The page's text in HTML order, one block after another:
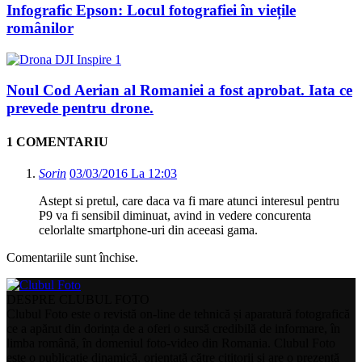
Infografic Epson: Locul fotografiei în viețile
românilor
Noul Cod Aerian al Romaniei a fost aprobat. Iata ce
prevede pentru drone.
1 COMENTARIU
Sorin 03/03/2016 La 12:03
Astept si pretul, care daca va fi mare atunci interesul pentru
P9 va fi sensibil diminuat, avind in vedere concurenta
celorlalte smartphone-uri din aceeasi gama.
Comentariile sunt închise.